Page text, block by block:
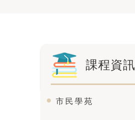
課程資訊
市民學苑